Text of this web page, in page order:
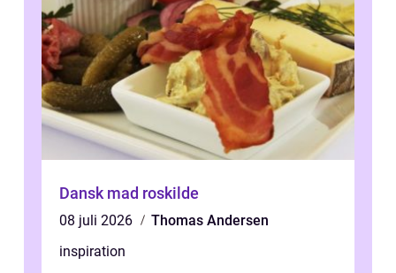
Dansk mad roskilde
08 juli 2026
Thomas Andersen
inspiration